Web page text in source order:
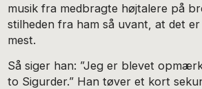
musik fra medbragte højtalere på
stilheden fra ham så uvant, at det
mest.
Så siger han: ”Jeg er blevet
to Sigurder.” Han tøver et kort